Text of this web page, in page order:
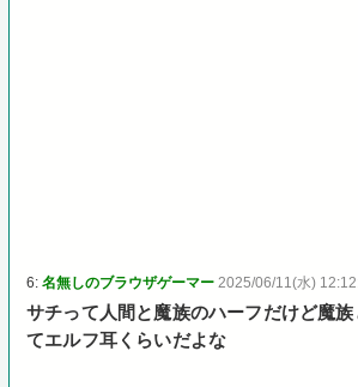
6:名無しのブラウザゲーマー 2025/06/11(水)
サチって人間と魔族のハーフだけど魔
てエルフ耳くらいだよな